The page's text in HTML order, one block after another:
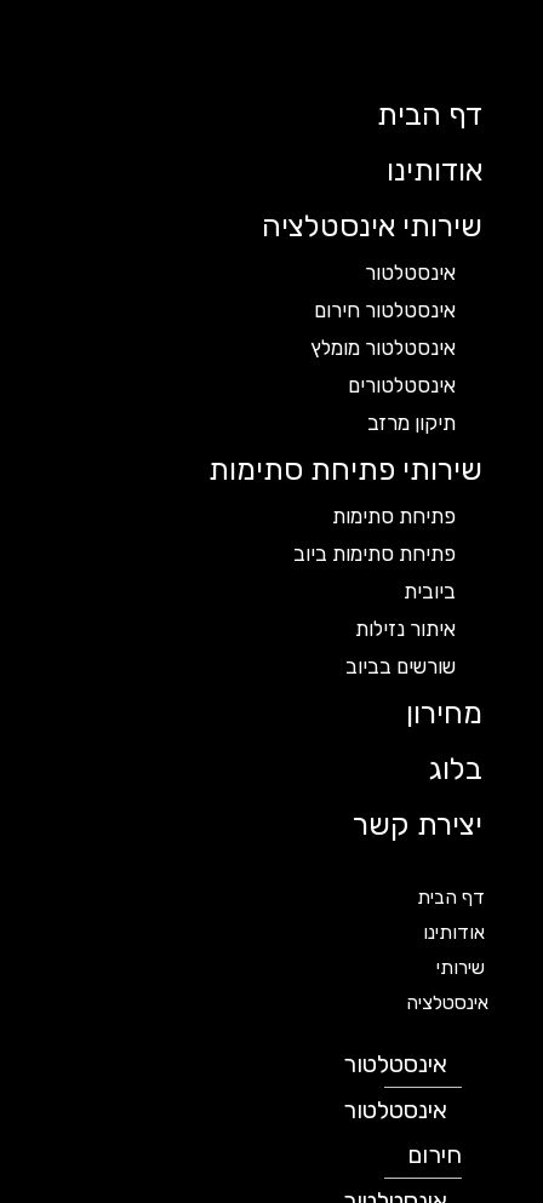
דף הבית
אודותינו
שירותי אינסטלציה
אינסטלטור
אינסטלטור חירום
אינסטלטור מומלץ
אינסטלטורים
תיקון מרזב
שירותי פתיחת סתימות
פתיחת סתימות
פתיחת סתימות ביוב
ביובית
איתור נזילות
שורשים בביוב
מחירון
בלוג
יצירת קשר
דף הבית
אודותינו
שירותי
אינסטלציה
אינסטלטור
אינסטלטור
חירום